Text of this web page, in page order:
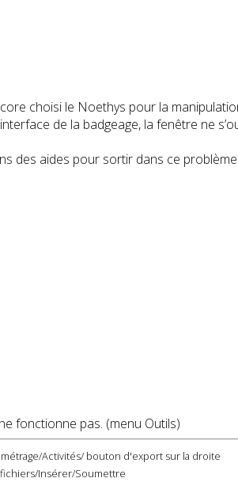
choisi le Noethys pour la
de la badgeage, la fenêtre ne
des aides pour sortir dans ce problème.
fonctionne pas. (menu Outils)
Activités/ bouton d'export sur la droite
Insérer/Soumettre